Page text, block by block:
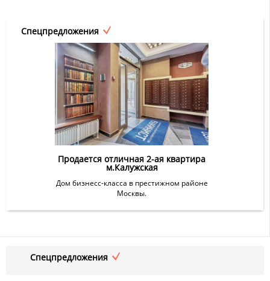
Спецпредложения
Продается отличная 2-ая квартира
м.Калужская
Дом бизнесс-класса в престижном районе
Москвы.
Спецпредложения